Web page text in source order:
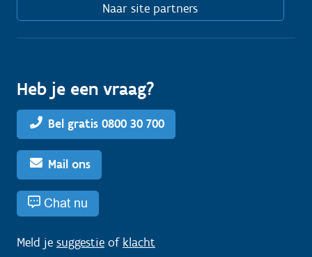
Naar site partners
Heb je een vraag?
Bel gratis 0800 30 700
Mail ons
Chat nu
Meld je suggestie of klacht